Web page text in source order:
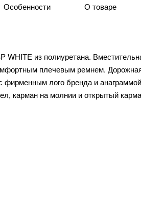
Особенности О товаре
из полиуретана.
плечевым ремнем.
фирменным лого бренда и
карман на молнии и открытый